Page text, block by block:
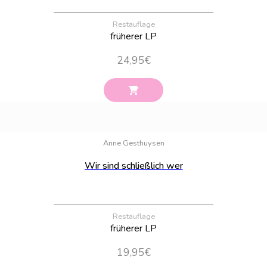
Restauflage
früherer LP
24,95€
Anne Gesthuysen
Wir sind schließlich wer
Restauflage
früherer LP
19,95€